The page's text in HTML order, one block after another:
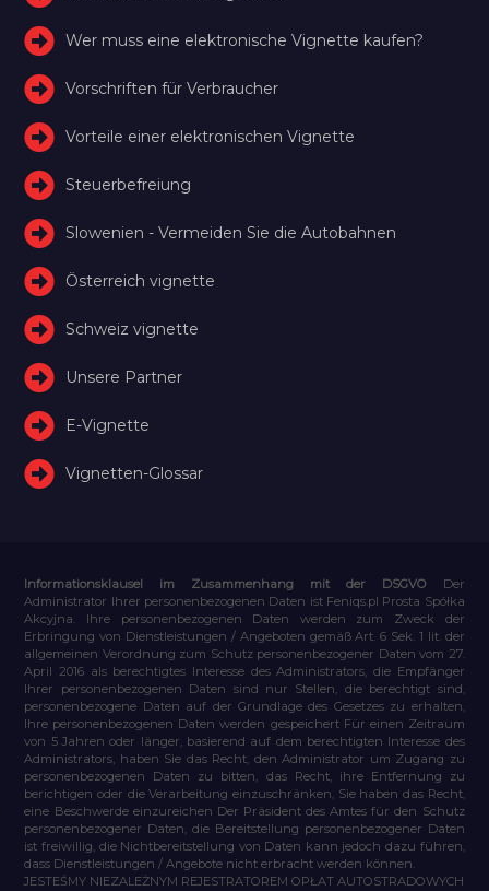
Wer muss eine elektronische Vignette kaufen?
Vorschriften für Verbraucher
Vorteile einer elektronischen Vignette
Steuerbefreiung
Slowenien - Vermeiden Sie die Autobahnen
Österreich vignette
Schweiz vignette
Unsere Partner
E-Vignette
Vignetten-Glossar
Informationsklausel im Zusammenhang mit der DSGVO
Der
Administrator Ihrer personenbezogenen Daten ist Feniqs.pl Prosta Spółka
Akcyjna. Ihre personenbezogenen Daten werden zum Zweck der
Erbringung von Dienstleistungen / Angeboten gemäß Art. 6 Sek. 1 lit. der
allgemeinen Verordnung zum Schutz personenbezogener Daten vom 27.
April 2016 als berechtigtes Interesse des Administrators, die Empfänger
Ihrer personenbezogenen Daten sind nur Stellen, die berechtigt sind,
personenbezogene Daten auf der Grundlage des Gesetzes zu erhalten,
Ihre personenbezogenen Daten werden gespeichert Für einen Zeitraum
von 5 Jahren oder länger, basierend auf dem berechtigten Interesse des
Administrators, haben Sie das Recht, den Administrator um Zugang zu
personenbezogenen Daten zu bitten, das Recht, ihre Entfernung zu
berichtigen oder die Verarbeitung einzuschränken, Sie haben das Recht,
eine Beschwerde einzureichen Der Präsident des Amtes für den Schutz
personenbezogener Daten, die Bereitstellung personenbezogener Daten
ist freiwillig, die Nichtbereitstellung von Daten kann jedoch dazu führen,
dass Dienstleistungen / Angebote nicht erbracht werden können.
JESTEŚMY NIEZALEŻNYM REJESTRATOREM OPŁAT AUTOSTRADOWYCH